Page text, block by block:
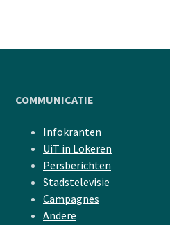
COMMUNICATIE
Infokranten
UiT in Lokeren
Persberichten
Stadstelevisie
Campagnes
Andere